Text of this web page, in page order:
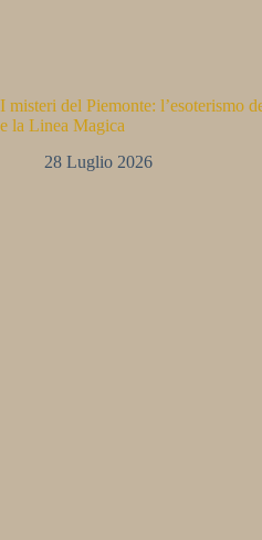
I misteri del Piemonte: l’esoterismo
e la Linea Magica
28 Luglio 2026